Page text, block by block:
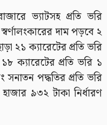
ভ্যাটসহ প্রতি ভরি
দাম পড়বে ২
২১ ক্যারেটের প্রতি ভরি
ক্যারেটের প্রতি ভরি ১
পদ্ধতির প্রতি ভরি
৯৩২ টাকা নির্ধারণ